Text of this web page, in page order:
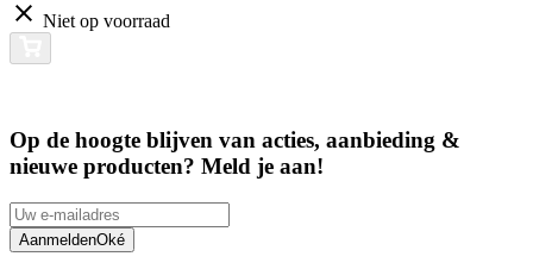
Niet op voorraad
Op de hoogte blijven van acties, aanbieding &
nieuwe producten? Meld je aan!
AanmeldenOké